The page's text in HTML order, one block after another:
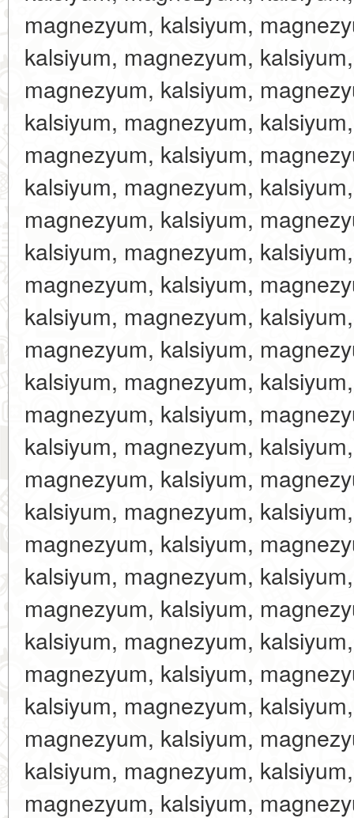
magnezyum, kalsiyum,
kalsiyum, magnezyum,
magnezyum, kalsiyum,
kalsiyum, magnezyum,
magnezyum, kalsiyum,
kalsiyum, magnezyum,
magnezyum, kalsiyum,
kalsiyum, magnezyum,
magnezyum, kalsiyum,
kalsiyum, magnezyum,
magnezyum, kalsiyum,
kalsiyum, magnezyum,
magnezyum, kalsiyum,
kalsiyum, magnezyum,
magnezyum, kalsiyum,
kalsiyum, magnezyum,
magnezyum, kalsiyum,
kalsiyum, magnezyum,
magnezyum, kalsiyum,
kalsiyum, magnezyum,
magnezyum, kalsiyum,
kalsiyum, magnezyum,
magnezyum, kalsiyum,
kalsiyum, magnezyum,
magnezyum, kalsiyum,